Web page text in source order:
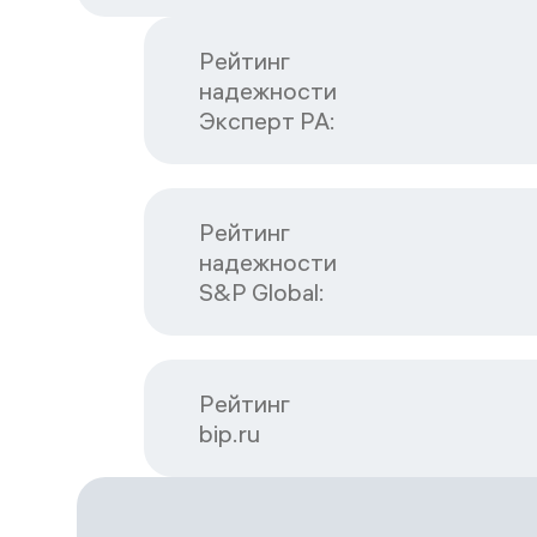
Рейтинг
надежности
Эксперт РА:
Рейтинг
надежности
S&P Global:
Рейтинг
bip.ru